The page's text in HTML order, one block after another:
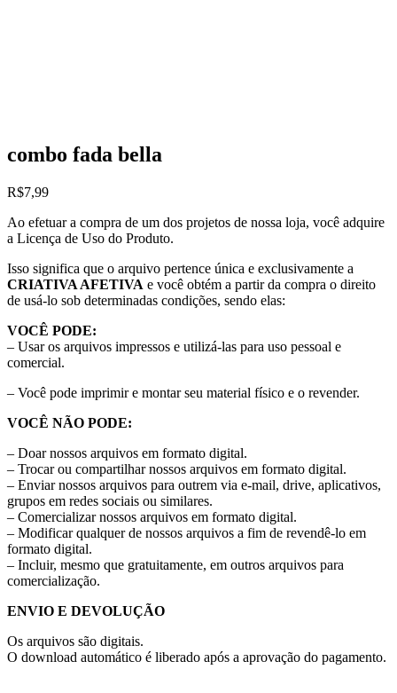
combo fada bella
R$7,99
Ao efetuar a compra de um dos projetos de nossa loja, você adquire
a Licença de Uso do Produto.
Isso significa que o arquivo pertence única e exclusivamente a
CRIATIVA AFETIVA e você obtém a partir da compra o direito
de usá-lo sob determinadas condições, sendo elas:
VOCÊ PODE:
– Usar os arquivos impressos e utilizá-las para uso pessoal e
comercial.
– Você pode imprimir e montar seu material físico e o revender.
VOCÊ NÃO PODE:
– Doar nossos arquivos em formato digital.
– Trocar ou compartilhar nossos arquivos em formato digital.
– Enviar nossos arquivos para outrem via e-mail, drive, aplicativos,
grupos em redes sociais ou similares.
– Comercializar nossos arquivos em formato digital.
– Modificar qualquer de nossos arquivos a fim de revendê-lo em
formato digital.
– Incluir, mesmo que gratuitamente, em outros arquivos para
comercialização.
ENVIO E DEVOLUÇÃO
Os arquivos são digitais.
O download automático é liberado após a aprovação do pagamento.